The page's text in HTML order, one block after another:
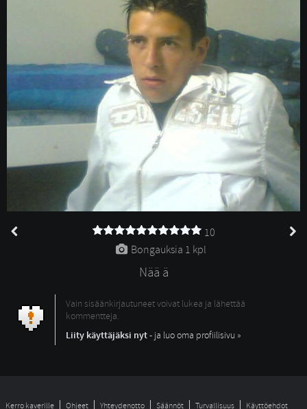
10
Bongauksia 1 kpl
Nää ä
Vain sisäänkirjautuneet voivat lukea ja lähettää
kommentteja.
Liity käyttäjäksi nyt- ja luo oma profiilisivu »
Kerro kaverille Ohjeet Yhteydenotto Säännöt Turvallisuus Käyttöehdot